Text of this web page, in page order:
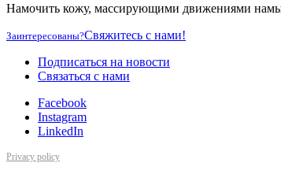
Намочить кожу, массирующими движениями
Заинтересованы?Свяжитесь с нами!
Подписаться на новости
Cвязаться с нами
Facebook
Instagram
LinkedIn
Privacy policy